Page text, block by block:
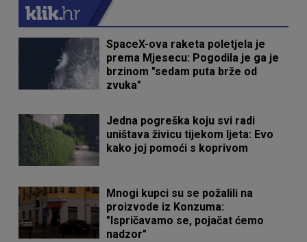
SpaceX-ova raketa poletjela je
prema Mjesecu: Pogodila je ga je
brzinom "sedam puta brže od
zvuka"
Jedna pogreška koju svi radi
uništava živicu tijekom ljeta: Evo
kako joj pomoći s koprivom
Mnogi kupci su se požalili na
proizvode iz Konzuma:
"Ispričavamo se, pojačat ćemo
nadzor"